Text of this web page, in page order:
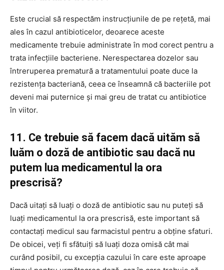
Este crucial să respectăm instrucțiunile de pe rețetă, mai
ales în cazul antibioticelor, deoarece aceste
medicamente trebuie administrate în mod corect pentru a
trata infecțiile bacteriene. Nerespectarea dozelor sau
întreruperea prematură a tratamentului poate duce la
rezistența bacteriană, ceea ce înseamnă că bacteriile pot
deveni mai puternice și mai greu de tratat cu antibiotice
în viitor.
11. Ce trebuie să facem dacă uităm să
luăm o doză de antibiotic sau dacă nu
putem lua medicamentul la ora
prescrisă?
Dacă uitați să luați o doză de antibiotic sau nu puteți să
luați medicamentul la ora prescrisă, este important să
contactați medicul sau farmacistul pentru a obține sfaturi.
De obicei, veți fi sfătuiți să luați doza omisă cât mai
curând posibil, cu excepția cazului în care este aproape